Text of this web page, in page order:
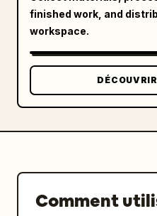
finished work, and
workspace.
Comment